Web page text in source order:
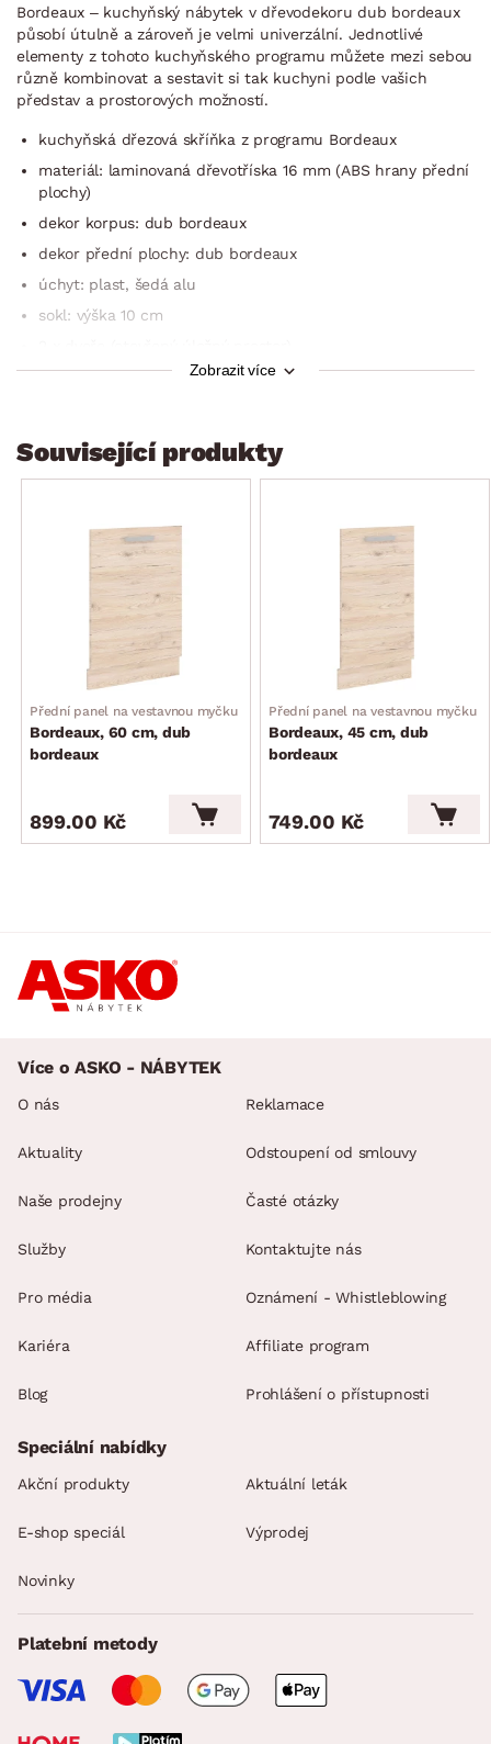
Bordeaux – kuchyňský nábytek v dřevodekoru dub bordeaux
působí útulně a zároveň je velmi univerzální. Jednotlivé
elementy z tohoto kuchyňského programu můžete mezi sebou
různě kombinovat a sestavit si tak kuchyni podle vašich
představ a prostorových možností.
kuchyňská dřezová skříňka z programu Bordeaux
materiál: laminovaná dřevotříska 16 mm (ABS hrany přední
plochy)
dekor korpus: dub bordeaux
dekor přední plochy: dub bordeaux
úchyt: plast, šedá alu
sokl: výška 10 cm
zadní strana otevřena – pro protažení potrubí
šířka: 80 cm
dřezu/pracovní desky 60 cm)
dodáváno v demontu
Zobrazit více
Související produkty
Přední panel na vestavnou myčku
Bordeaux, 60 cm, dub
bordeaux
899.00 Kč
Přední panel na vestavnou myčku
Bordeaux, 45 cm, dub
bordeaux
749.00 Kč
Více o ASKO - NÁBYTEK
O nás
Aktuality
Naše prodejny
Služby
Pro média
Kariéra
Blog
Reklamace
Odstoupení od smlouvy
Časté otázky
Kontaktujte nás
Oznámení - Whistleblowing
Affiliate program
Prohlášení o přístupnosti
Speciální nabídky
Akční produkty Aktuální leták
E-shop speciál Výprodej
Novinky
Platební metody